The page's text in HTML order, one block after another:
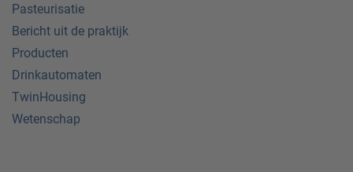
Pasteurisatie
Bericht uit de praktijk
Producten
Drinkautomaten
TwinHousing
Wetenschap